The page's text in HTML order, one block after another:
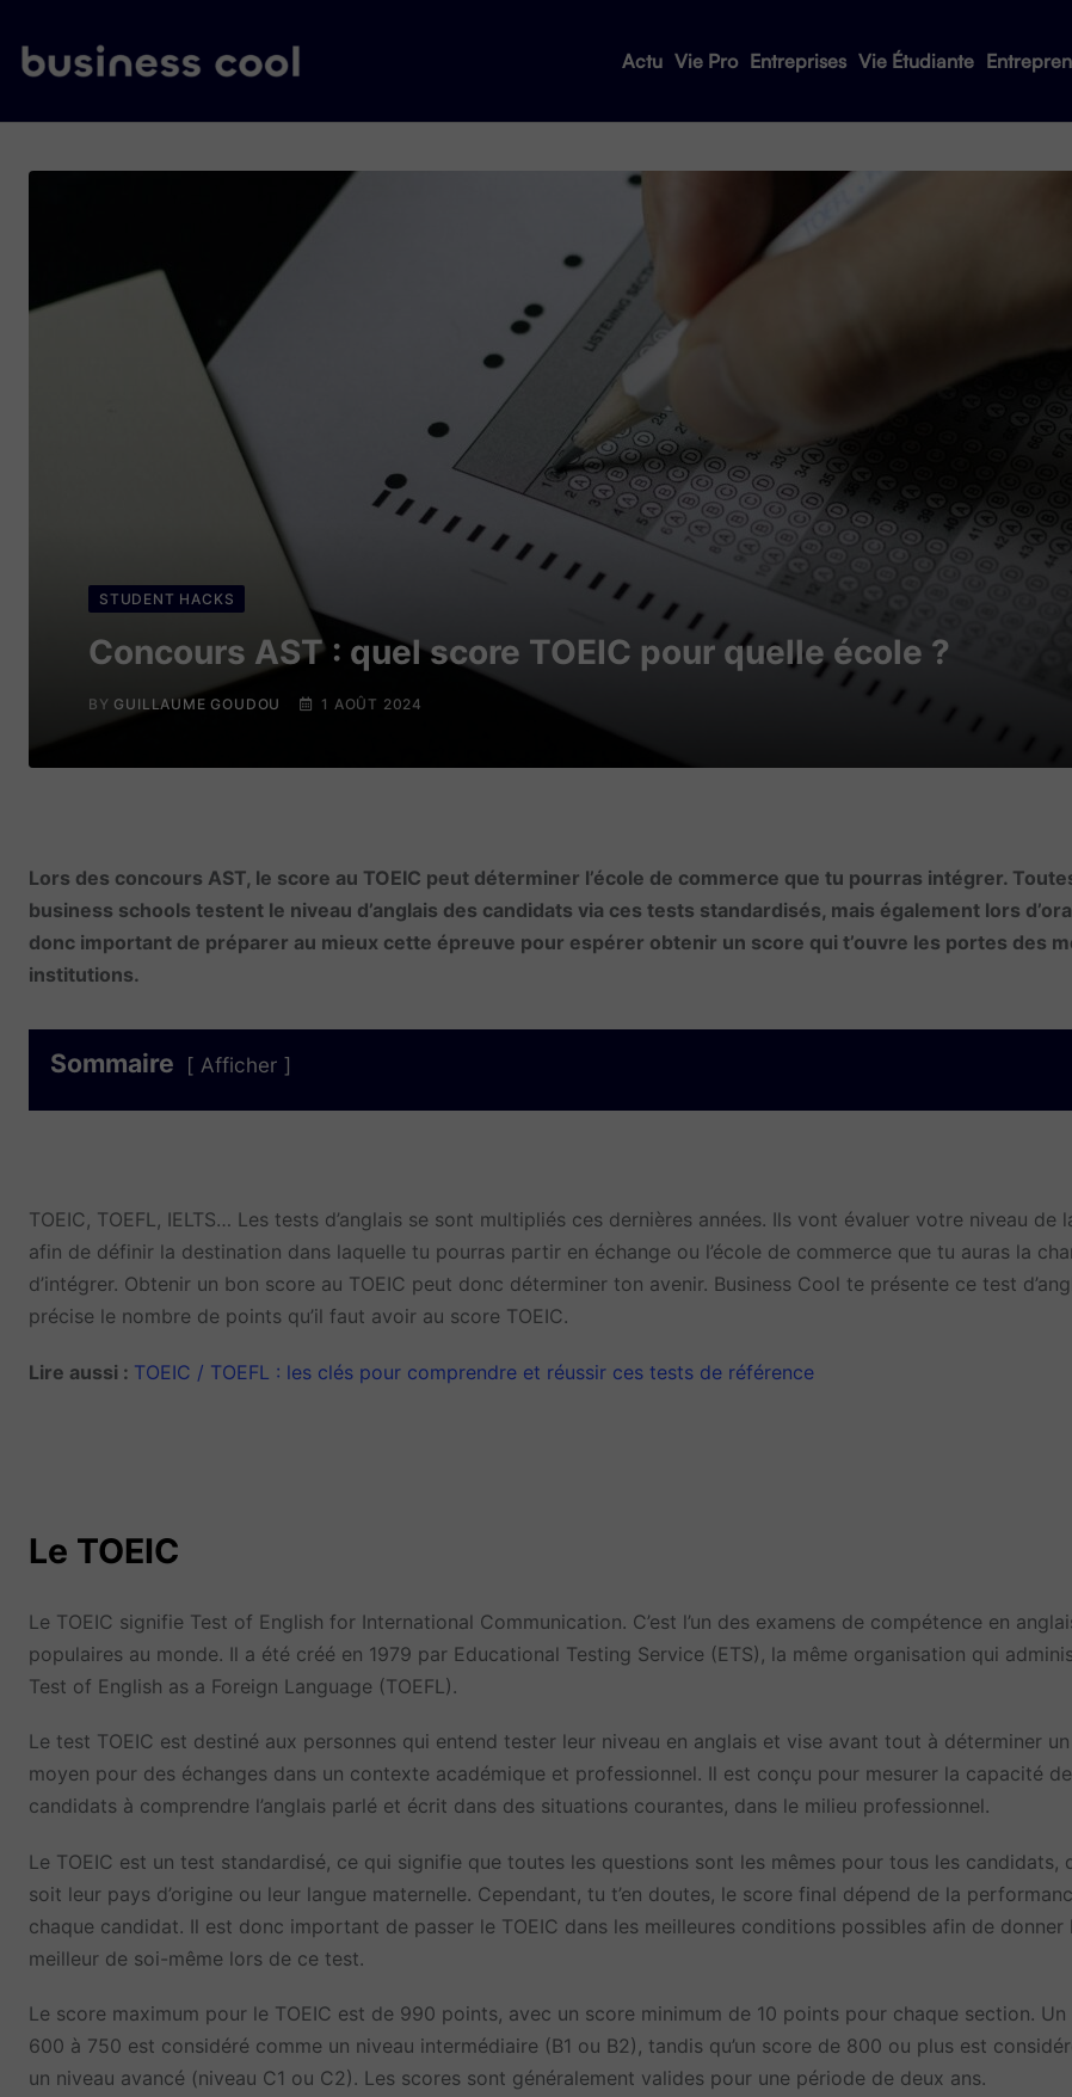
Actu Vie Pro Entreprises Vie Étudiante
STUDENT HACKS
Concours AST : quel score TOEIC pour quelle école ?
BY GUILLAUME GOUDOU 1 AOÛT 2024
Lors des concours AST, le score au TOEIC peut déterminer l’école de commerce que tu pourras intégrer.
business schools testent le niveau d’anglais des candidats via ces tests standardisés, mais également lors
donc important de préparer au mieux cette épreuve pour espérer obtenir un score qui t’ouvre les portes des
institutions.
Sommaire Afficher
TOEIC, TOEFL, IELTS… Les tests d’anglais se sont multipliés ces dernières années. Ils vont évaluer votre niveau de
afin de définir la destination dans laquelle tu pourras partir en échange ou l’école de commerce que tu auras la
d’intégrer. Obtenir un bon score au TOEIC peut donc déterminer ton avenir. Business Cool te présente ce test
précise le nombre de points qu’il faut avoir au score TOEIC.
Lire aussi : TOEIC / TOEFL : les clés pour comprendre et réussir ces tests de référence
Le TOEIC
Le TOEIC signifie Test of English for International Communication. C’est l’un des examens de compétence en
populaires au monde. Il a été créé en 1979 par Educational Testing Service (ETS), la même organisation qui
Test of English as a Foreign Language (TOEFL).
Le test TOEIC est destiné aux personnes qui entend tester leur niveau en anglais et vise avant tout à déterminer
moyen pour des échanges dans un contexte académique et professionnel. Il est conçu pour mesurer la capacité
candidats à comprendre l’anglais parlé et écrit dans des situations courantes, dans le milieu professionnel.
Le TOEIC est un test standardisé, ce qui signifie que toutes les questions sont les mêmes pour tous les candidats,
soit leur pays d’origine ou leur langue maternelle. Cependant, tu t’en doutes, le score final dépend de la
chaque candidat. Il est donc important de passer le TOEIC dans les meilleures conditions possibles afin de donner
meilleur de soi-même lors de ce test.
Le score maximum pour le TOEIC est de 990 points, avec un score minimum de 10 points pour chaque section.
600 à 750 est considéré comme un niveau intermédiaire (B1 ou B2), tandis qu’un score de 800 ou plus est
un niveau avancé (niveau C1 ou C2). Les scores sont généralement valides pour une période de deux ans.